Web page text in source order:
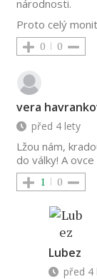
národnosti.
Proto celý
0 0
vera
před 4 lety
Lžou nám,
do války! A ovce
1 0
Lubez
před 4